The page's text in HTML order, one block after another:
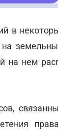
в
на нем